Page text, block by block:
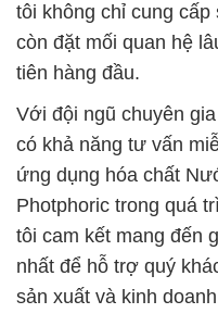
tôi không chỉ cung
còn đặt mối quan hệ
tiên hàng đầu.
Với đội ngũ chuyên
có khả năng tư vấn
ứng dụng hóa chất
Photphoric trong quá
tôi cam kết mang đến
nhất để hỗ trợ quý
sản xuất và kinh